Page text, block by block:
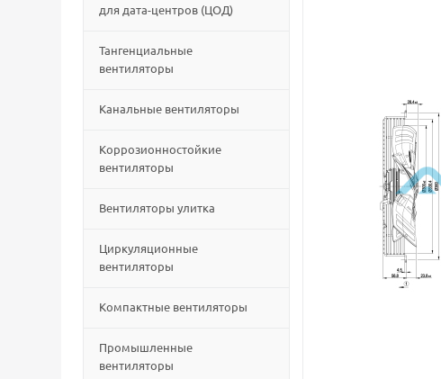
для дата-центров (ЦОД)
Тангенциальные
вентиляторы
Канальные вентиляторы
Коррозионностойкие
вентиляторы
Вентиляторы улитка
Циркуляционные
вентиляторы
Компактные вентиляторы
Промышленные
вентиляторы